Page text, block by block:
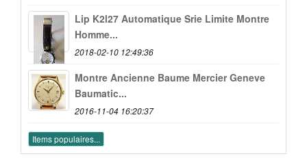
Lip K2l27 Automatique Srie Limite Montre
Homme...
2018-02-10 12:49:36
Montre Ancienne Baume Mercier Geneve
Baumatic...
2016-11-04 16:20:37
Items populaires...